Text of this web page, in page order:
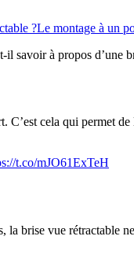
?Le montage à un
savoir à propos d’une
C’est cela qui permet
t.co/mJO61ExTeH
la brise vue rétractable